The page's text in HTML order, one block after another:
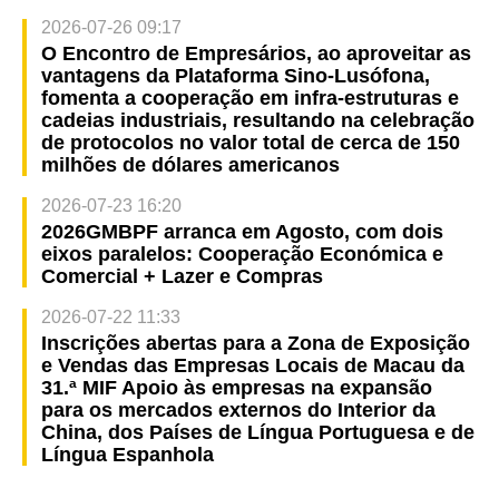
2026-07-26 09:17
O Encontro de Empresários, ao aproveitar as
vantagens da Plataforma Sino-Lusófona,
fomenta a cooperação em infra-estruturas e
cadeias industriais, resultando na celebração
de protocolos no valor total de cerca de 150
milhões de dólares americanos
2026-07-23 16:20
2026GMBPF arranca em Agosto, com dois
eixos paralelos: Cooperação Económica e
Comercial + Lazer e Compras
2026-07-22 11:33
Inscrições abertas para a Zona de Exposição
e Vendas das Empresas Locais de Macau da
31.ª MIF Apoio às empresas na expansão
para os mercados externos do Interior da
China, dos Países de Língua Portuguesa e de
Língua Espanhola